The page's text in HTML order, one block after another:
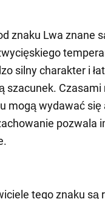
znaku Lwa znane
silny charakter i
szacunek. Czasami
mogą wydawać się
pozwala
tego znaku są